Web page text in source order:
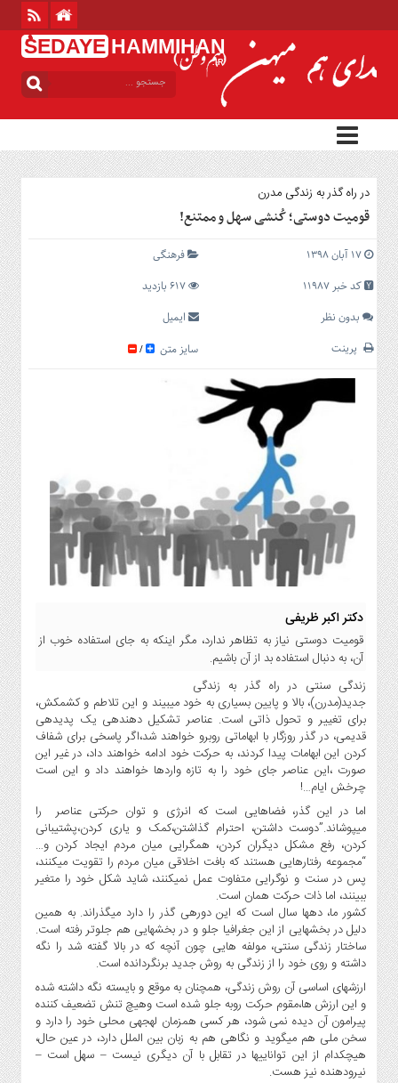
ُSEDAYE HAMMIHAN
.IR
منوی
خانه
منوی
اصلی
خانه
بین
الملل
استان
ها
سریع
استخدام
خبر
استفاده
ثبت
نام
ورود
به
سایت
اخبار
سایت
ایران
اجتماعی
سیاسی
فرهنگی
ورزشی
بین
الملل
گزارش
یادداشت
چند
رسانه
ویدئو
در راه گذر به زندگی مدرن
قومیت دوستی؛ کُنشی سهل و ممتنع!
۱۷ آبان ۱۳۹۸
فرهنگی
کد خبر 11987
617 بازدید
بدون نظر
ایمیل
پرینت
سایز متن /
دکتر اکبر ظریفی
قومیت دوستی نیاز به تظاهر ندارد، مگر اینکه به جای استفاده خوب از
آن، به دنبال استفاده بد از آن باشیم.
زندگی سنتی در راه گذر به زندگی
جدید(مدرن)، بالا و پایین بسیاری به خود میبیند و این تلاطم و کشمکش،
برای تغییر و تحول ذاتی است. عناصر تشکیل دهندهی یک پدیدهی
قدیمی، در گذر روزگار با ابهاماتی روبرو خواهند شد،اگر پاسخی برای شفاف
کردن این ابهامات پیدا کردند، به حرکت خود ادامه خواهند داد، در غیر این
صورت ،این عناصر جای خود را به تازه واردها خواهند داد و این است
چرخش ایام…!
اما در این گذر، فضاهایی است که انرژی و توان حرکتی عناصر را
میپوشاند.”دوست داشتن، احترام گذاشتن،کمک و یاری کردن،پشتیبانی
کردن، رفع مشکل دیگران کردن، همگرایی میان مردم ایجاد کردن و…
“مجموعه رفتارهایی هستند که بافت اخلاقی میان مردم را تقویت میکنند،
پس در سنت و نوگرایی متفاوت عمل نمیکنند، شاید شکل خود را متغیر
ببینند، اما ذات حرکت همان است.
کشور ما، دهها سال است که این دورهی گذر را دارد میگذراند. به همین
دلیل در بخشهایی از این جغرافیا جلو و در بخشهایی هم جلوتر رفته است.
ساختار زندگی سنتی، مولفه هایی چون آنچه که در بالا گفته شد را نگه
داشته و روی خود را از زندگی به روش جدید برنگردانده است.
ارزشهای اساسی آن روش زندگی، همچنان به موقع و بایسته نگه داشته شده
و این ارزش ها،مقوم حرکت روبه جلو شده است وهیچ تنش تضعیف کننده
پیرامون آن دیده نمی شود، هر کسی همزمان لهجهی محلی خود را دارد و
سخن ملی هم میگوید و نگاهی هم به زبان بین الملل دارد، در عین حال،
هیچکدام از این تواناییها در تقابل با آن دیگری نیست – سهل است –
نیرودهنده نیز هست.